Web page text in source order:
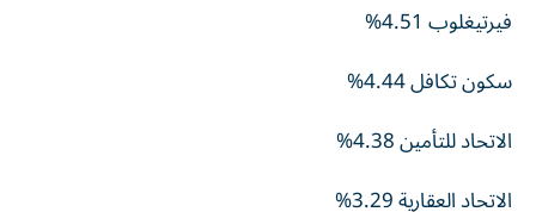
فيرتيغلوب 4.51%
سكون تكافل 4.44%
الاتحاد للتأمين 4.38%
الاتحاد العقارية 3.29%